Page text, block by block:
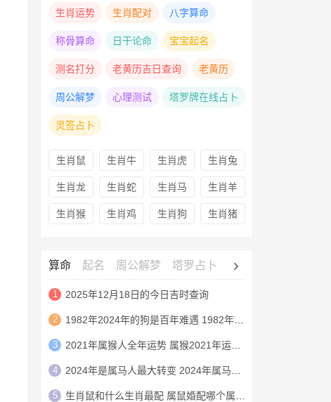
生肖运势 生肖配对 八字算命
称骨算命 日干论命 宝宝起名
测名打分 老黄历吉日查询 老黄历
周公解梦 心理测试 塔罗牌在线占卜
灵签占卜
生肖鼠 生肖牛 生肖虎 生肖兔
生肖龙 生肖蛇 生肖马 生肖羊
生肖猴 生肖鸡 生肖狗 生肖猪
算命 起名 周公解梦 塔罗占卜 心理测试
1 2025年12月18日的今日吉时查询
2 1982年2024年的狗是百年难遇 1982年的狗在2024年怎么样
3 2021年属猴人全年运势 属猴2021年运势及运程
4 2024年是属马人最大转变 2024年属马人的全年运势
5 生肖鼠和什么生肖最配 属鼠婚配哪个属相最好